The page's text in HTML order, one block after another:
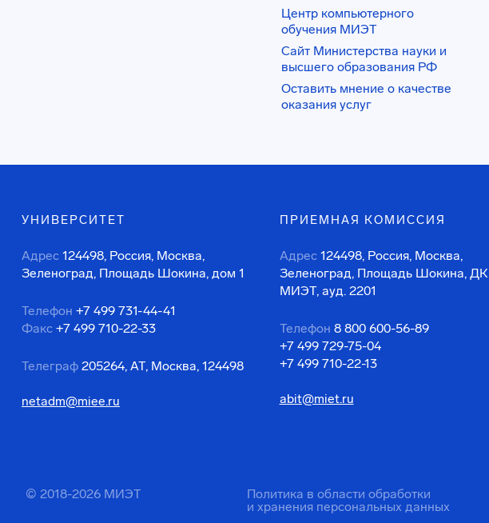
Центр компьютерного
обучения МИЭТ
Сайт Министерства науки и
высшего образования РФ
Оставить мнение о качестве
оказания услуг
УНИВЕРСИТЕТ
Адрес 124498, Россия, Москва,
Зеленоград, Площадь Шокина, дом 1
Телефон +7 499 731-44-41
Факс +7 499 710-22-33
Телеграф 205264, АТ, Москва, 124498
netadm@miee.ru
ПРИЕМНАЯ КОМИССИЯ
Адрес 124498, Россия, Москва,
Зеленоград, Площадь Шокина, ДК
МИЭТ, ауд. 2201
Телефон 8 800 600-56-89
+7 499 729-75-04
+7 499 710-22-13
abit@miet.ru
© 2018-2026 МИЭТ
Политика в области обработки
и хранения персональных данных